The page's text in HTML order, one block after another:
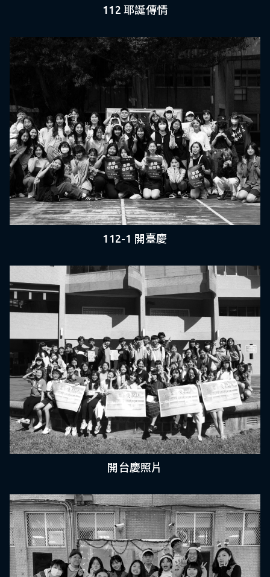
112 耶誕傳情
112-1 開臺慶
開台慶照片